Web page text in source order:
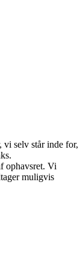
selv står inde for,
ophavsret. Vi
muligvis